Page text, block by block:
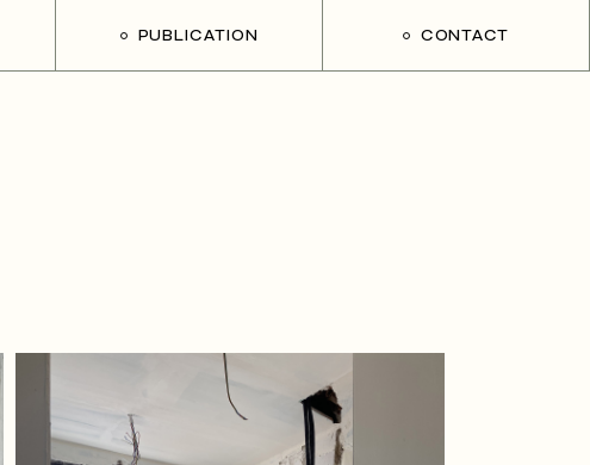
PUBLICATION
Livre Kim Heewon – Corée
Maison Française 01
Maison Française 02
CONTACT